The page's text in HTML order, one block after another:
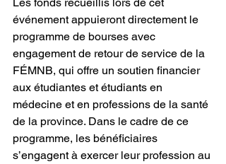
événement appuieront directement le
programme de bourses avec
engagement de retour de service de la
FÉMNB, qui offre un soutien financier
aux étudiantes et étudiants en
médecine et en professions de la santé
de la province. Dans le cadre de ce
programme, les bénéficiaires
s’engagent à exercer leur profession au